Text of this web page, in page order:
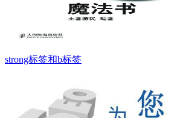
strong标签和b标签